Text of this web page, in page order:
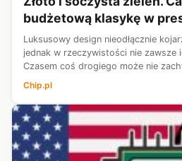
budżetową klasykę w
Luksusowy design nieodłącznie
jednak w rzeczywistości nie zawsze
Czasem coś drogiego może nie
– segment budżetowy również
Tyczy się to równie...
Chip.pl